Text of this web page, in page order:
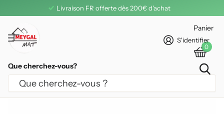
Livraison FR offerte dès 200€ d'achat
Que cherchez-vous?
S'identifier
Panier
0
LAME SCIE À RUBAN LEMAN 3810 MM
FLEXBACK